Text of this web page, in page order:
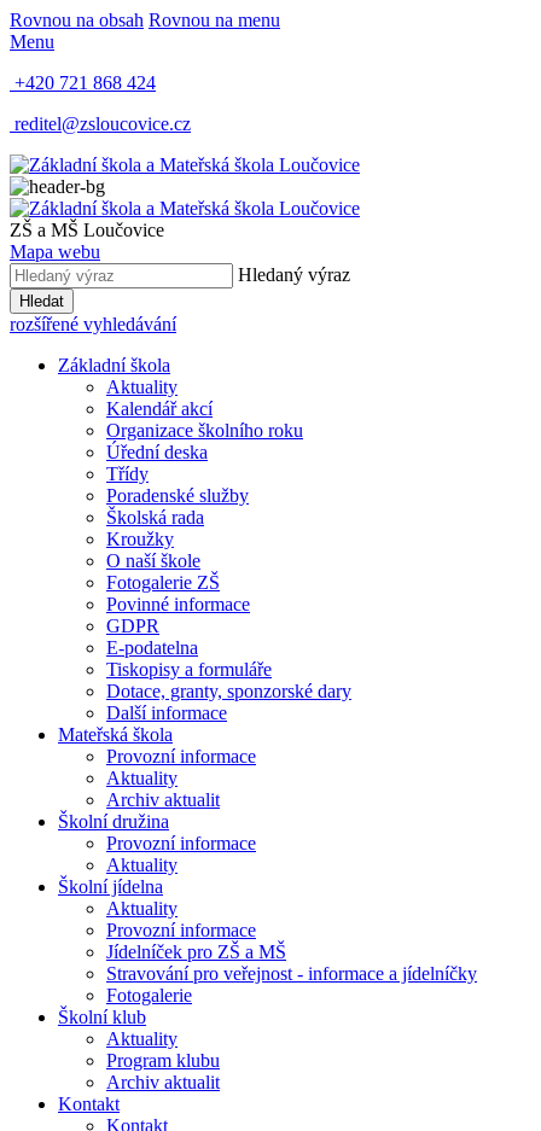
Rovnou na obsah Rovnou na menu
Menu
+420 721 868 424
reditel@zsloucovice.cz
ZŠ a MŠ Loučovice
Mapa webu
Hledaný výraz
Hledat
rozšířené vyhledávání
Základní škola
Aktuality
Kalendář akcí
Organizace školního roku
Úřední deska
Třídy
Poradenské služby
Školská rada
Kroužky
O naší škole
Fotogalerie ZŠ
Povinné informace
GDPR
E-podatelna
Tiskopisy a formuláře
Dotace, granty, sponzorské dary
Další informace
Mateřská škola
Provozní informace
Aktuality
Archiv aktualit
Školní družina
Provozní informace
Aktuality
Školní jídelna
Aktuality
Provozní informace
Jídelníček pro ZŠ a MŠ
Stravování pro veřejnost - informace a jídelníčky
Fotogalerie
Školní klub
Aktuality
Program klubu
Archiv aktualit
Kontakt
Kontakt